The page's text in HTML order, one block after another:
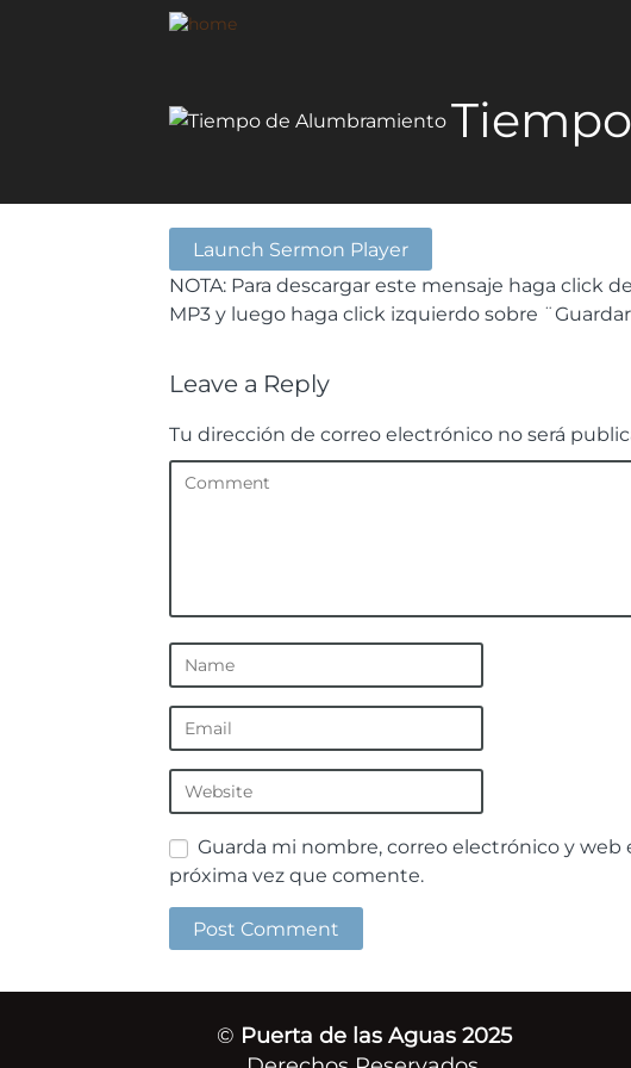
Launch Sermon Player
NOTA: Para descargar este mensaje haga click
MP3 y luego haga click izquierdo sobre
Leave a Reply
Tu dirección de correo electrónico no será
Guarda mi nombre, correo electrónico y web
próxima vez que comente.
© Puerta de las Aguas 2025